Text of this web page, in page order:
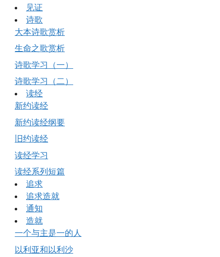
见证
诗歌
大本诗歌赏析
生命之歌赏析
诗歌学习（一）
诗歌学习（二）
读经
新约读经
新约读经纲要
旧约读经
读经学习
读经系列短篇
追求
追求造就
通知
造就
一个与主是一的人
以利亚和以利沙